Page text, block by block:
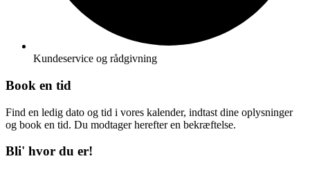
Kundeservice og rådgivning
Book en tid
Find en ledig dato og tid i vores kalender, indtast dine oplysninger
og book en tid. Du modtager herefter en bekræftelse.
Bli' hvor du er!